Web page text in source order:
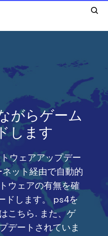
がらゲーム
します
ウェアアップデー
ット経由で自動的
ウェアの有無を確
ドします。 ps4を
こちら. また、ゲ
デートされていま